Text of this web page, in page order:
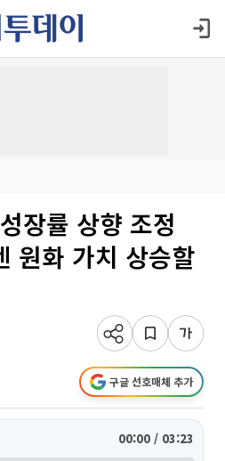
장률 상향 조정
원화 가치 상승할
구글 선호매체 추가
00:00 / 03:23